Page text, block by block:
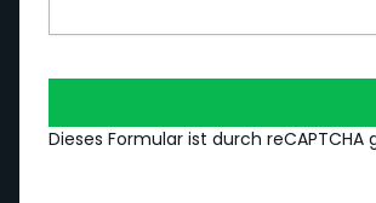
Dieses Formular ist durch